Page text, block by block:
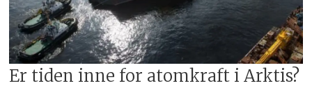
Er tiden inne for atomkraft i Arktis?